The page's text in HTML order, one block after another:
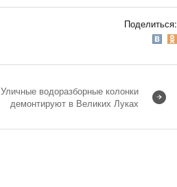
Поделиться:
Уличные водоразборные колонки
демонтируют в Великих Луках